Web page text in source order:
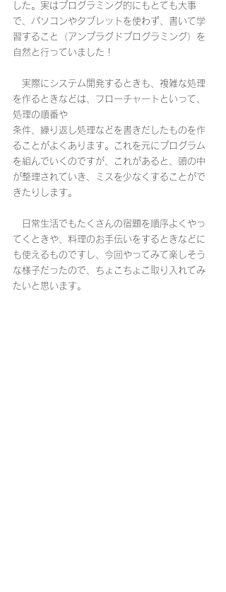
した。実はプログラミング的にもとても大事
で、パソコンやタブレットを使わず、書いて学
習すること（アンプラグドプログラミング）を
自然と行っていました！
実際にシステム開発するときも、複雑な処理
を作るときなどは、フローチャートといって、
処理の順番や
条件、繰り返し処理などを書きだしたものを作
ることがよくあります。これを元にプログラム
を組んでいくのですが、これがあると、頭の中
が整理されていき、ミスを少なくすることがで
きたりします。
日常生活でもたくさんの宿題を順序よくやっ
てくときや、料理のお手伝いをするときなどに
も使えるものですし、今回やってみて楽しそう
な様子だったので、ちょこちょこ取り入れてみ
たいと思います。